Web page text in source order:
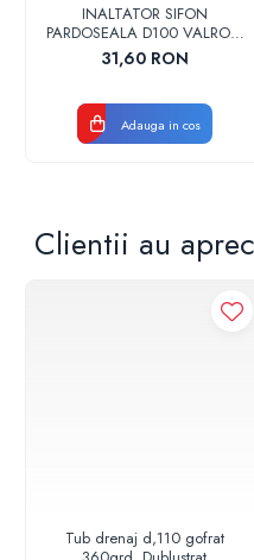
INALTATOR SIFON
PARDOSEALA D100 VALROM
17001900004
31,60 RON
Adauga in cos
Clientii au
Tub drenaj d,110 gofrat